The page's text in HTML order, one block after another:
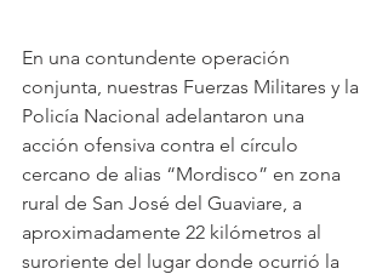
En una contundente operación
conjunta, nuestras Fuerzas Militares y la
Policía Nacional adelantaron una
acción ofensiva contra el círculo
cercano de alias “Mordisco” en zona
rural de San José del Guaviare, a
aproximadamente 22 kilómetros al
suroriente del lugar donde ocurrió la